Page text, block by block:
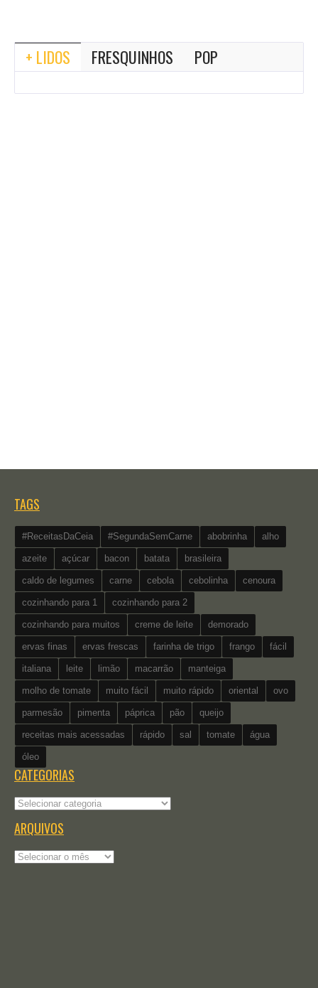
+ LIDOS FRESQUINHOS POP
TAGS
#ReceitasDaCeia #SegundaSemCarne abobrinha alho
azeite açúcar bacon batata brasileira
caldo de legumes carne cebola cebolinha cenoura
cozinhando para 1 cozinhando para 2
cozinhando para muitos creme de leite demorado
ervas finas ervas frescas farinha de trigo frango fácil
italiana leite limão macarrão manteiga
molho de tomate muito fácil muito rápido oriental ovo
parmesão pimenta páprica pão queijo
receitas mais acessadas rápido sal tomate água
óleo
CATEGORIAS
Categorias
ARQUIVOS
Arquivos